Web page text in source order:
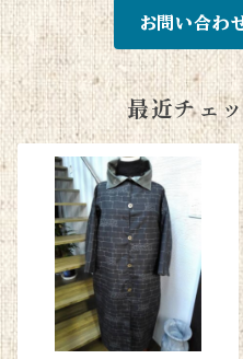
お問い合わ
最近チェ